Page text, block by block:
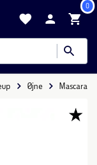
0
Øjne Mascara